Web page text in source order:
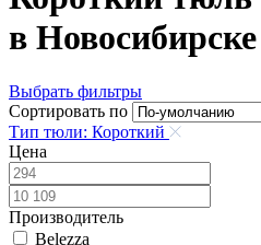
в Новосибирске
Выбрать фильтры
Сортировать по
Тип тюли: Короткий
Цена
Производитель
Belezza